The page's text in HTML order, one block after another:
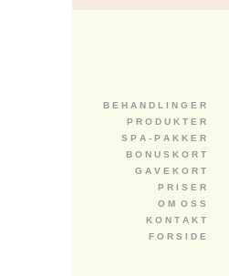
B E H A N D L I N G E R
P R O D U K T E R
S P A - P A K K E R
B O N U S K O R T
G A V E K O R T
P R I S E R
O M O S S
K O N T A K T
F O R S I D E